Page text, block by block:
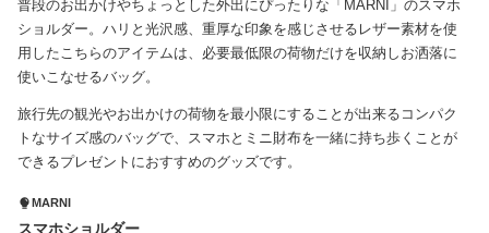
普段のお出かけやちょっとした外出にぴったりな「MARNI」のスマホ
ショルダー。ハリと光沢感、重厚な印象を感じさせるレザー素材を使
用したこちらのアイテムは、必要最低限の荷物だけを収納しお洒落に
使いこなせるバッグ。
旅行先の観光やお出かけの荷物を最小限にすることが出来るコンパク
トなサイズ感のバッグで、スマホとミニ財布を一緒に持ち歩くことが
できるプレゼントにおすすめのグッズです。
MARNI
スマホショルダー